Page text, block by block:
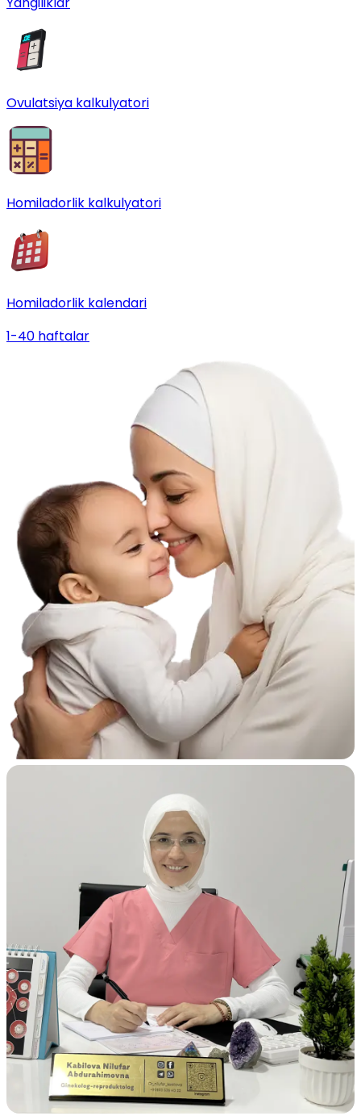
Ovulatsiya kalkulyatori
Homiladorlik kalkulyatori
Homiladorlik kalendari
1-40 haftalar